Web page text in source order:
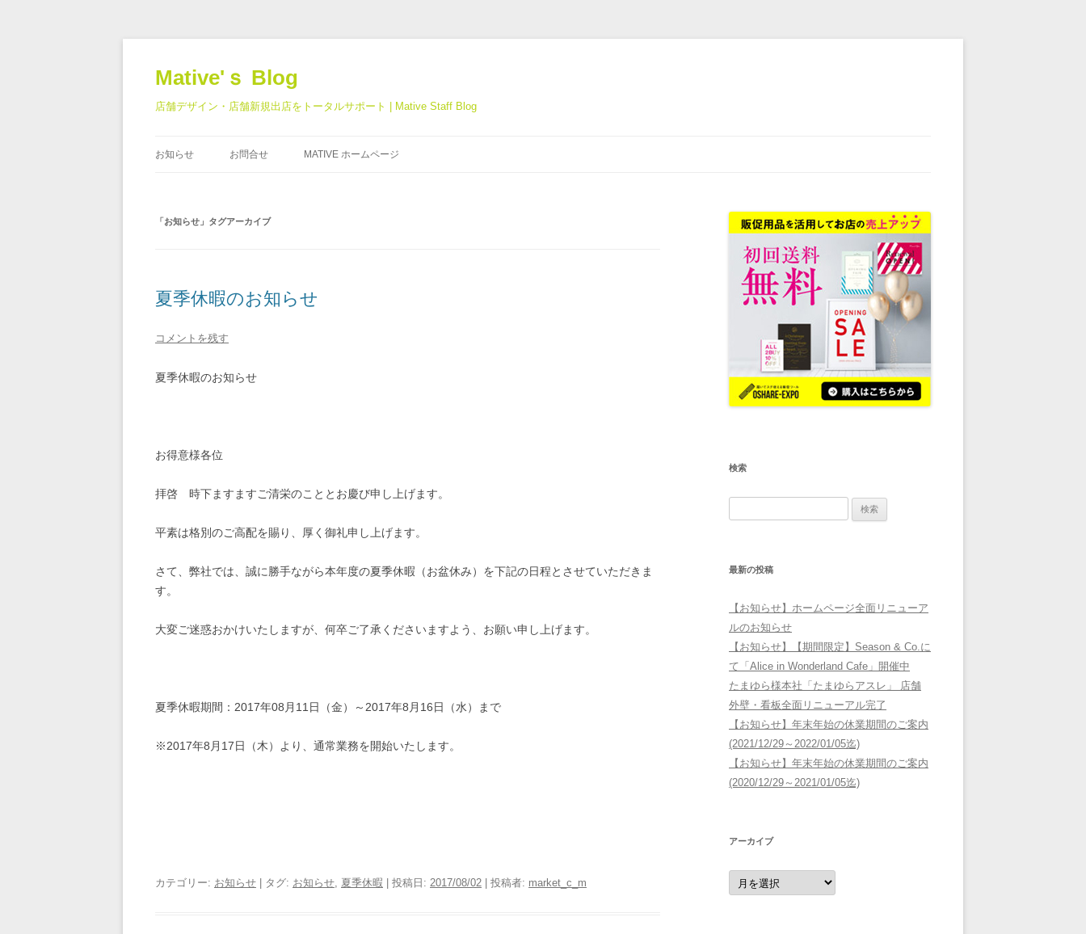
Mative'ｓ Blog
店舗デザイン・店舗新規出店をトータルサポート | Mative Staff Blog
お知らせ お問合せ MATIVE ホームページ
「お知らせ 」タグアーカイブ
夏季休暇のお知らせ
コメントを残す
夏季休暇のお知らせ
お得意様各位
拝啓 時下ますますご清栄のこととお慶び申し上げます。
平素は格別のご高配を賜り、厚く御礼申し上げます。
さて、弊社では、誠に勝手ながら本年度の夏季休暇（お盆休み）を下記の日程とさせていただきま
す。
大変ご迷惑おかけいたしますが、何卒ご了承くださいますよう、お願い申し上げます。
夏季休暇期間：2017年08月11日（金）～2017年8月16日（水）まで
※2017年8月17日（木）より、通常業務を開始いたします。
カテゴリー: お知らせ | タグ: お知らせ, 夏季休暇 | 投稿日: 2017/08/02 投稿者: market_c_m
検索
最新の投稿
【お知らせ】ホームページ全面リニューア
ルのお知らせ
【お知らせ】【期間限定】Season & Co.に
て「Alice in Wonderland Cafe」開催中
たまゆら様本社「たまゆらアスレ」 店舗
外壁・看板全面リニューアル完了
【お知らせ】年末年始の休業期間のご案内
(2021/12/29～2022/01/05迄)
【お知らせ】年末年始の休業期間のご案内
(2020/12/29～2021/01/05迄)
アーカイブ
ア
ー
カ